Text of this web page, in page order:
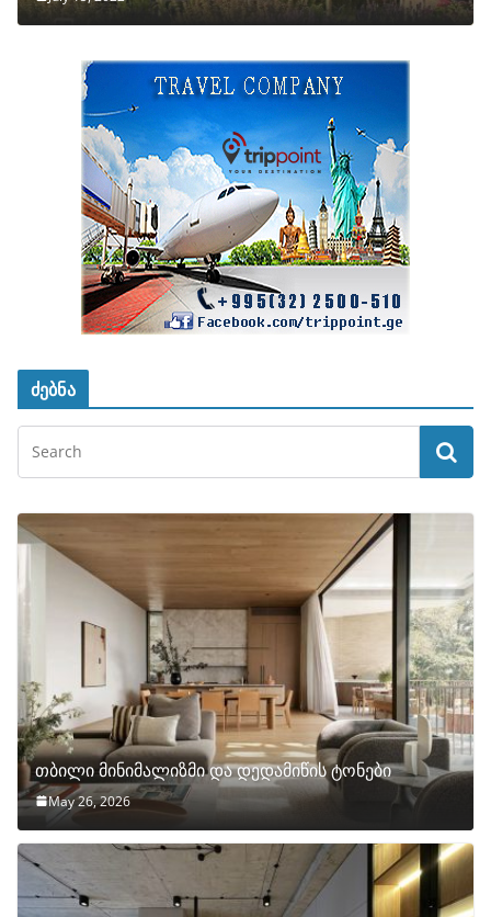
ძებნა
თბილი მინიმალიზმი და დედამიწის ტონები
May 26, 2026